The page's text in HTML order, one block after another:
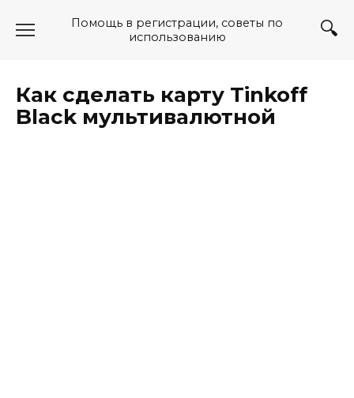
Помощь в регистрации, советы по
использованию
Как сделать карту Tinkoff
Black мультивалютной